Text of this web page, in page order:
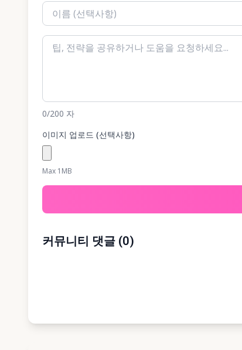
0/200 자
이미지 업로드 (선택사항)
Max 1MB
커뮤니티 댓글 (0)